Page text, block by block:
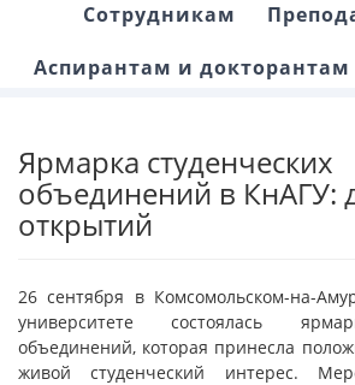
Сотрудникам
Аспирантам и докторантам
Ярмарка студенческих
объединений в КнАГУ:
открытий
26 сентября в Комсомольском-на-
университете состоялась
объединений, которая принесла
живой студенческий интерес.